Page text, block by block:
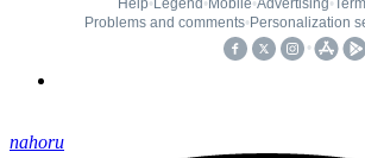
nahoru